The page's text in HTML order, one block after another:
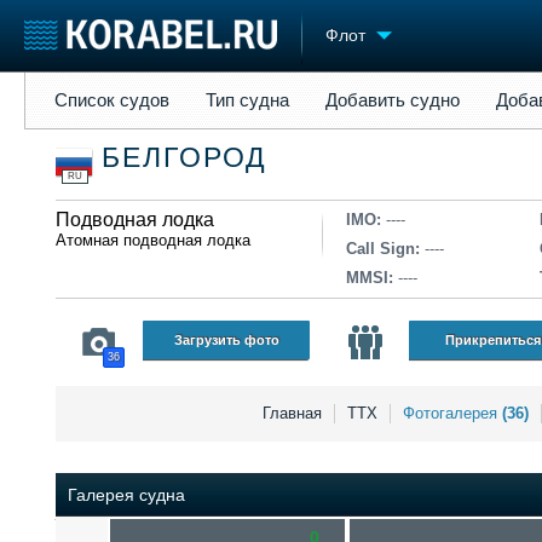
Флот
Судостроение
Пульс
Новости
Компании
Репутация
Журнал
Реклама
Торговая площадка
Доска объявлений
Оборудование
Изделия
Список судов Тип судна Добавить судно
RU
БЕЛГОРОД
Подводная лодка
Атомная подводная лодка
IMO: ----
Call Sign: ----
MMSI: ----
36
Загрузить фото Прикрепиться
Главная ТТХ Фотогалерея (36)
Галерея судна
0